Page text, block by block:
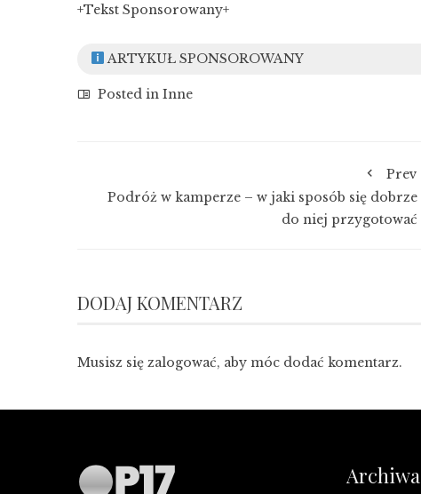
+Tekst Sponsorowany+
ARTYKUŁ SPONSOROWANY
Posted in Inne
Prev
Podróż w kamperze – w jaki sposób się dobrze
do niej przygotować
DODAJ KOMENTARZ
Musisz się zalogować, aby móc dodać komentarz.
Archiwa